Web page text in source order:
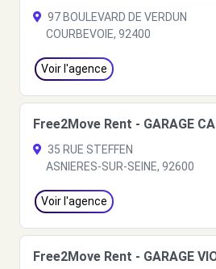
97 BOULEVARD DE VERDUN
COURBEVOIE, 92400
Voir l'agence
Free2Move Rent - GARAGE
35 RUE STEFFEN
ASNIERES-SUR-SEINE, 92600
Voir l'agence
Free2Move Rent - GARAGE